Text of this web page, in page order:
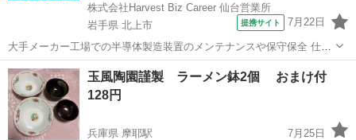
株式会社Harvest Biz Career 仙台営業所
岩手県 北上市
提携サイト 7月22日
大手メーカー工場での半導体製造装置のメンテナンスや保守保全 仕事
内容 ＼フラッシュメモリの製造を行う工場で半導体製造装置の保守・
点検のお仕事／ 新工場新設に伴い、請負現場の立ち上げを行います！
※立ち上げ時期目安：2...
岩手 北上市 その他
玉風陶園謹製 ラーメン鉢2個 おまけ付
128円
兵庫県 摩耶駅
7月25日